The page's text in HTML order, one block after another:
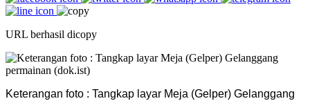
URL berhasil dicopy
Keterangan foto : Tangkap layar Meja (Gelper) Gelanggang